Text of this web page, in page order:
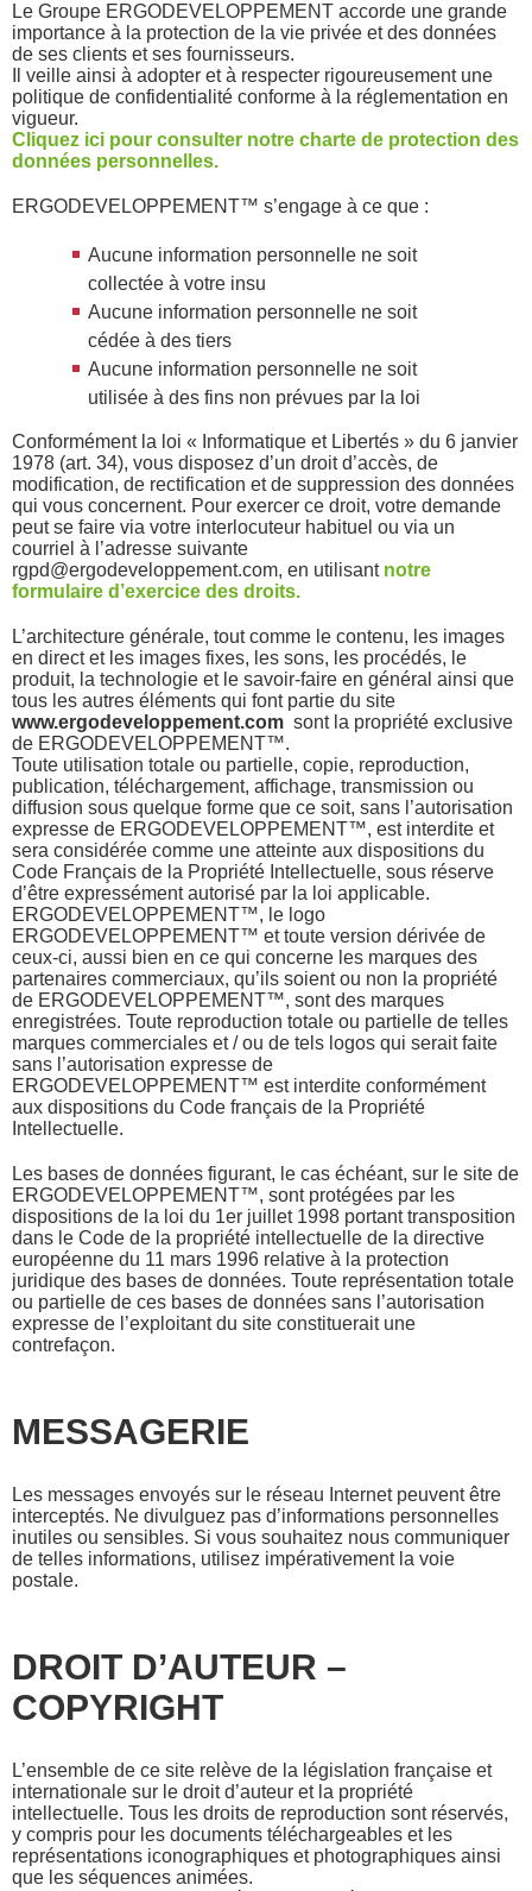
Le Groupe ERGODEVELOPPEMENT accorde une grande
importance à la protection de la vie privée et des données
de ses clients et ses fournisseurs.
Il veille ainsi à adopter et à respecter rigoureusement une
politique de confidentialité conforme à la réglementation en
vigueur.
Cliquez ici pour consulter notre charte de protection des
données personnelles.
ERGODEVELOPPEMENT™ s’engage à ce que :
Aucune information personnelle ne soit
collectée à votre insu
Aucune information personnelle ne soit
cédée à des tiers
Aucune information personnelle ne soit
utilisée à des fins non prévues par la loi
Conformément la loi « Informatique et Libertés » du 6 janvier
1978 (art. 34), vous disposez d’un droit d’accès, de
modification, de rectification et de suppression des données
qui vous concernent. Pour exercer ce droit, votre demande
peut se faire via votre interlocuteur habituel ou via un
courriel à l’adresse suivante
rgpd@ergodeveloppement.com, en utilisant notre
formulaire d’exercice des droits.
L’architecture générale, tout comme le contenu, les images
en direct et les images fixes, les sons, les procédés, le
produit, la technologie et le savoir-faire en général ainsi que
tous les autres éléments qui font partie du site
www.ergodeveloppement.com sont la propriété exclusive
de ERGODEVELOPPEMENT™.
Toute utilisation totale ou partielle, copie, reproduction,
publication, téléchargement, affichage, transmission ou
diffusion sous quelque forme que ce soit, sans l’autorisation
expresse de ERGODEVELOPPEMENT™, est interdite et
sera considérée comme une atteinte aux dispositions du
Code Français de la Propriété Intellectuelle, sous réserve
d’être expressément autorisé par la loi applicable.
ERGODEVELOPPEMENT™, le logo
ERGODEVELOPPEMENT™ et toute version dérivée de
ceux-ci, aussi bien en ce qui concerne les marques des
partenaires commerciaux, qu’ils soient ou non la propriété
de ERGODEVELOPPEMENT™, sont des marques
enregistrées. Toute reproduction totale ou partielle de telles
marques commerciales et / ou de tels logos qui serait faite
sans l’autorisation expresse de
ERGODEVELOPPEMENT™ est interdite conformément
aux dispositions du Code français de la Propriété
Intellectuelle.
Les bases de données figurant, le cas échéant, sur le site de
ERGODEVELOPPEMENT™, sont protégées par les
dispositions de la loi du 1er juillet 1998 portant transposition
dans le Code de la propriété intellectuelle de la directive
européenne du 11 mars 1996 relative à la protection
juridique des bases de données. Toute représentation totale
ou partielle de ces bases de données sans l’autorisation
expresse de l’exploitant du site constituerait une
contrefaçon.
MESSAGERIE
Les messages envoyés sur le réseau Internet peuvent être
interceptés. Ne divulguez pas d’informations personnelles
inutiles ou sensibles. Si vous souhaitez nous communiquer
de telles informations, utilisez impérativement la voie
postale.
DROIT D’AUTEUR –
COPYRIGHT
L’ensemble de ce site relève de la législation française et
internationale sur le droit d’auteur et la propriété
intellectuelle. Tous les droits de reproduction sont réservés,
y compris pour les documents téléchargeables et les
représentations iconographiques et photographiques ainsi
que les séquences animées.